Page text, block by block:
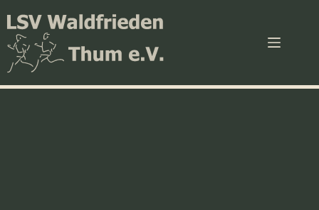
Inhalt
springen